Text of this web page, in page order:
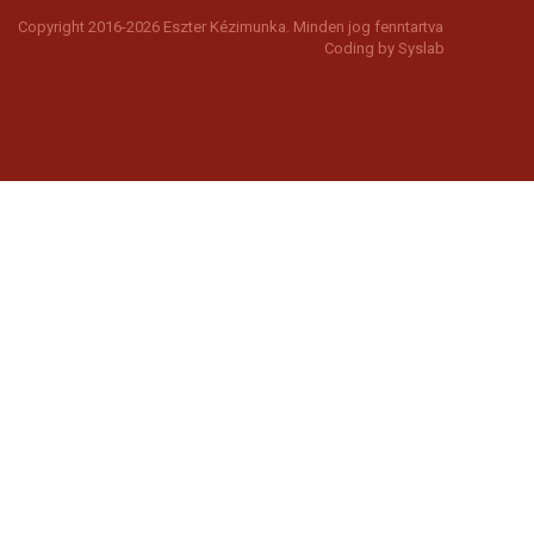
Copyright 2016-2026 Eszter Kézimunka. Minden jog fenntartva
Coding by Syslab